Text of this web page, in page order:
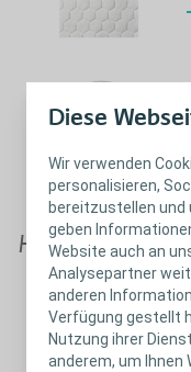
Diese
Wir verwenden
personalisieren,
bereitzustellen und
geben
Website auch an
Analysepartner
anderen
Verfügung gestellt
Nutzung ihrer
anderem, um Ihnen
Hydrogel